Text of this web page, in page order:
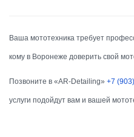
Ваша мототехника требует
кому в Воронеже доверить свой
Позвоните в «AR-Detailing» +7
услуги подойдут вам и вашей